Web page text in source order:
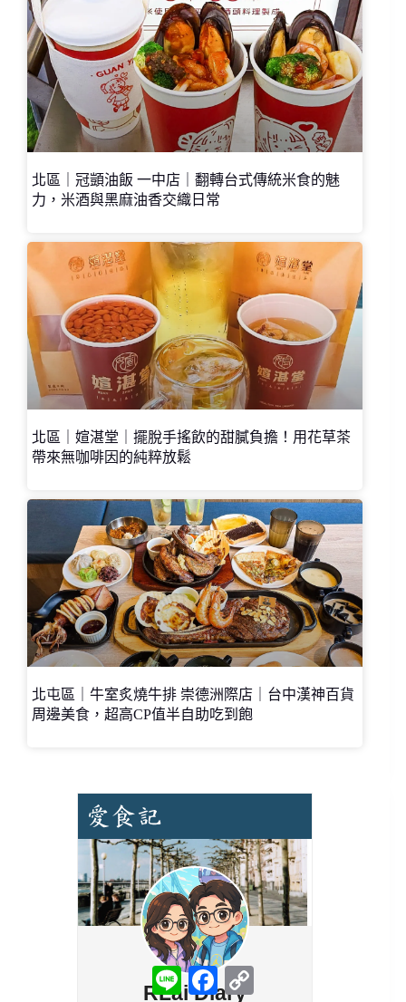
北區｜冠顗油飯 一中店｜翻轉台式傳統米食的魅
力，米酒與黑麻油香交織日常
北區｜媗湛堂｜擺脫手搖飲的甜膩負擔！用花草茶
帶來無咖啡因的純粹放鬆
北屯區｜牛室炙燒牛排 崇德洲際店｜台中漢神百貨
周邊美食，超高CP值半自助吃到飽
L
i
F
a